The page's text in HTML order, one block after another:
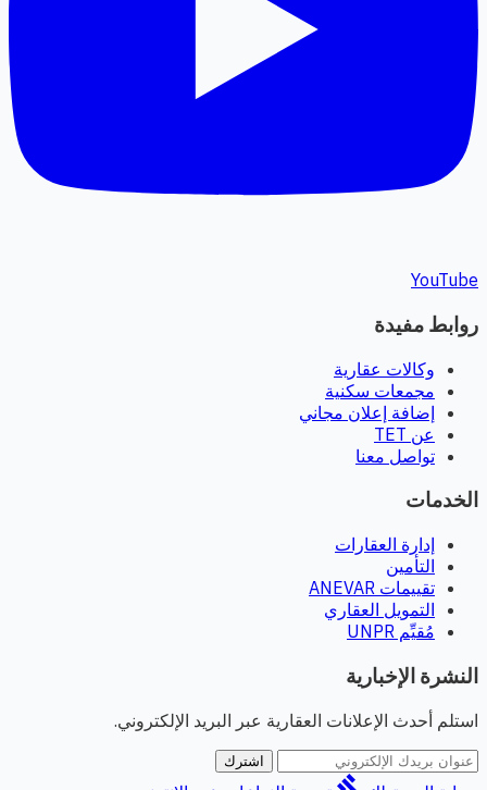
YouTube
روابط مفيدة
وكالات عقارية
مجمعات سكنية
إضافة إعلان مجاني
عن TET
تواصل معنا
الخدمات
إدارة العقارات
التأمين
تقييمات ANEVAR
التمويل العقاري
مُقيِّم UNPR
النشرة الإخبارية
استلم أحدث الإعلانات العقارية عبر البريد الإلكتروني.
اشترك